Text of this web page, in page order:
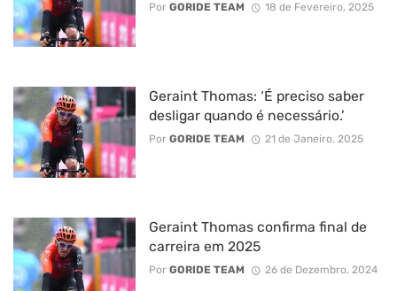
Por GORIDE TEAM 18 de Fevereiro, 2025
Geraint Thomas: ‘É preciso saber
desligar quando é necessário.’
Por GORIDE TEAM 21 de Janeiro, 2025
Geraint Thomas confirma final de
carreira em 2025
Por GORIDE TEAM 26 de Dezembro, 2024